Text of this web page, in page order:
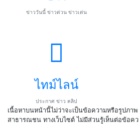
ข่าววันนี้ ข่าวด่วน ข่าวเด่น
ไทม์ไลน์
ประกาศ ข่าว คลิป
เนื้อหาบนหน้านี้ไม่ว่าจะเป็นข้อความหรือรูปภาพ
สาธารณชน ทางเว็บไซต์ ไม่มีส่วนรู้เห็นต่อข้อค